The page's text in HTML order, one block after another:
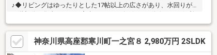
♪◆リビングはゆったりとした17帖以上の広さがあり、水回りが
１階部分に集中していて家事がスムーズに行える動線があり便利
な間取りになっています◆キッチンからリビングまで見渡すこと
ができるカウンターキッチンで、小さなお子様のいるご家庭も、
見守りながらお料理ができます◆２階の主寝室は勾配天井で開放
感のある空間になっていて、更に使い勝手の良い大型ウォークイ
神奈川県高座郡寒川町一之宮８ 2,980万円 2SLDK